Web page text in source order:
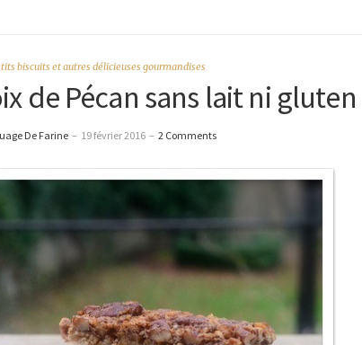
biscuits et autres délicieuses gourmandises
de Pécan sans lait ni gluten
De Farine – 19 février 2016 – 2 Comments